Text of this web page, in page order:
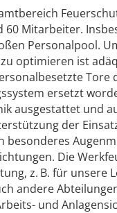
Mitarbeiter.
Personalpool.
optimieren ist
ersetzt
ausgestattet und
der
besonderes
Die
z. B. für unsere
andere
und